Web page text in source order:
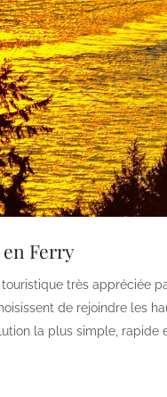
Ferry
touristique très appréciée
de rejoindre les
la plus simple, rapide